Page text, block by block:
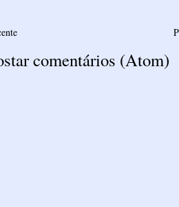
comentários (Atom)